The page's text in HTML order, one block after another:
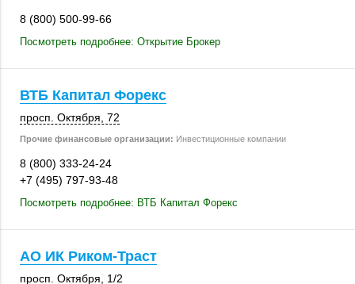
8 (800) 500-99-66
Посмотреть подробнее: Открытие Брокер
ВТБ Капитал Форекс
просп. Октября, 72
Прочие финансовые организации: Инвестиционные компании
8 (800) 333-24-24
+7 (495) 797-93-48
Посмотреть подробнее: ВТБ Капитал Форекс
АО ИК Риком-Траст
просп. Октября 1/2